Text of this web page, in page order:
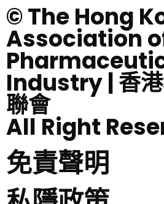
© The Hong
Association
Industry | 香
聯會
All Right
免責聲明